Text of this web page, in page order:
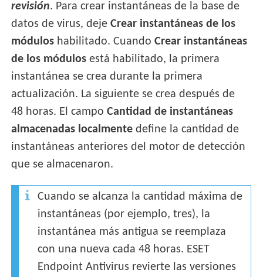
revisión. Para crear instantáneas de la base de
datos de virus, dejeCrear instantáneas de los
módulos habilitado. CuandoCrear instantáneas
de los módulos está habilitado, la primera
instantánea se crea durante la primera
actualización. La siguiente se crea después de
48 horas. El campoCantidad de instantáneas
almacenadas localmente define la cantidad de
instantáneas anteriores del motor de detección
que se almacenaron.
Cuando se alcanza la cantidad máxima de
instantáneas (por ejemplo, tres), la
instantánea más antigua se reemplaza
con una nueva cada 48 horas. ESET
Endpoint Antivirus revierte las versiones